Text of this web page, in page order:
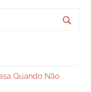
Quando Não